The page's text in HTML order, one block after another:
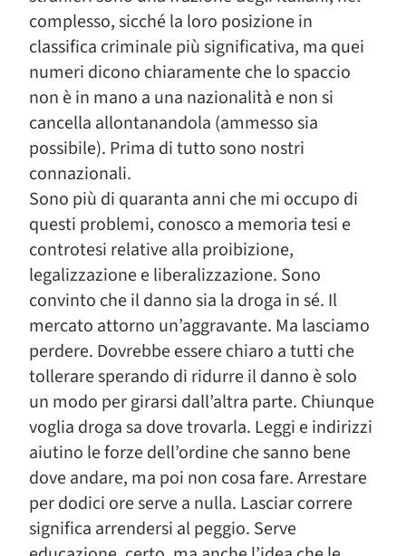
complesso, sicché la loro posizione in
classifica criminale più significativa, ma quei
numeri dicono chiaramente che lo spaccio
non è in mano a una nazionalità e non si
cancella allontanandola (ammesso sia
possibile). Prima di tutto sono nostri
connazionali.
Sono più di quaranta anni che mi occupo di
questi problemi, conosco a memoria tesi e
controtesi relative alla proibizione,
legalizzazione e liberalizzazione. Sono
convinto che il danno sia la droga in sé. Il
mercato attorno un’aggravante. Ma lasciamo
perdere. Dovrebbe essere chiaro a tutti che
tollerare sperando di ridurre il danno è solo
un modo per girarsi dall’altra parte. Chiunque
voglia droga sa dove trovarla. Leggi e indirizzi
aiutino le forze dell’ordine che sanno bene
dove andare, ma poi non cosa fare. Arrestare
per dodici ore serve a nulla. Lasciar correre
significa arrendersi al peggio. Serve